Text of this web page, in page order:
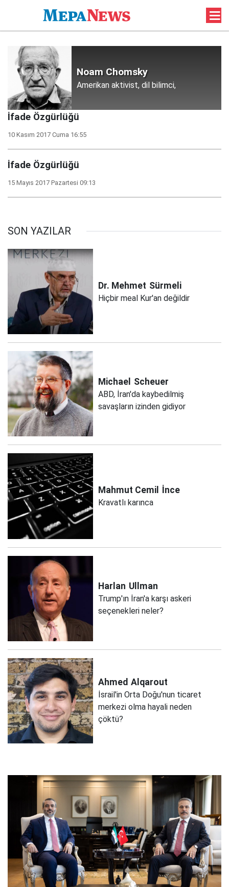
Noam Chomsky
Amerikan aktivist, dil bilimci,
İfade Özgürlüğü
10 Kasım 2017 Cuma 16:55
İfade Özgürlüğü
15 Mayıs 2017 Pazartesi 09:13
SON YAZILAR
Dr. Mehmet Sürmeli
Hiçbir meal Kur'an değildir
Michael Scheuer
ABD, İran'da kaybedilmiş
savaşların izinden gidiyor
Mahmut Cemil İnce
Kravatlı karınca
Harlan Ullman
Trump'ın İran'a karşı askeri
seçenekleri neler?
Ahmed Alqarout
İsrail'in Orta Doğu'nun ticaret
merkezi olma hayali neden
çöktü?